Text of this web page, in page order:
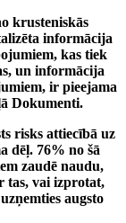
krusteniskās
informācija
kas tiek
un informācija
ir pieejama
Dokumenti.
risks attiecībā uz
dēļ. 76% no šā
zaudē naudu,
tas, vai izprotat,
augsto